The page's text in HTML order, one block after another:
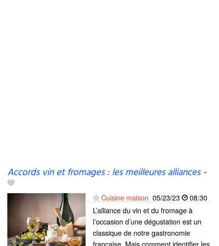
Accords vin et fromages : les meilleures alliances-
Cuisine maison 05/23/23
08:30
L’alliance du vin et du fromage à
l’occasion d’une dégustation est un
classique de notre gastronomie
française. Mais comment identifier les